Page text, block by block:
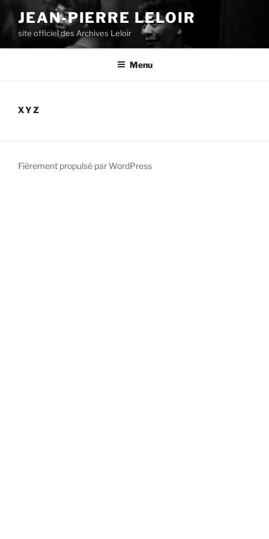
contenu
principal
JEAN-PIERRE LELOIR
site officiel des Archives Leloir
Menu
XYZ
Fièrement propulsé par WordPress